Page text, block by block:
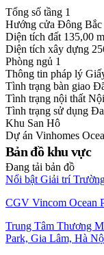
Tổng số tầng 1
Hướng cửa Đông Bắc
Diện tích đất 135,00
Diện tích xây dựng
Phòng ngủ 1
Thông tin pháp lý
Tình trạng bàn giao
Tình trạng nội thất
Tình trạng sử dụng
Khu San Hô
Dự án Vinhomes
Bản đồ khu vực
Đang tải bản đồ
Nổi bật Giải trí
CGV Vincom Ocean
Trung Tâm Thương
Park, Gia Lâm, Hà